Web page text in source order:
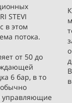
STEVI
в этом
потока.
от 50 до
6 бар, в то
управляющие